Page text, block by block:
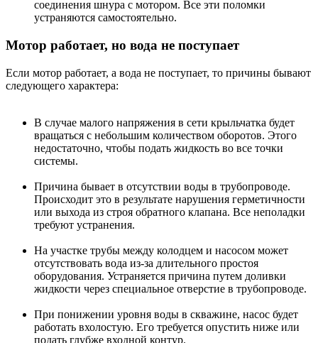
соединения шнура с мотором. Все эти поломки
устраняются самостоятельно.
Мотор работает, но вода не поступает
Если мотор работает, а вода не поступает, то причины бывают
следующего характера:
В случае малого напряжения в сети крыльчатка будет
вращаться с небольшим количеством оборотов. Этого
недостаточно, чтобы подать жидкость во все точки
системы.
Причина бывает в отсутствии воды в трубопроводе.
Происходит это в результате нарушения герметичности
или выхода из строя обратного клапана. Все неполадки
требуют устранения.
На участке трубы между колодцем и насосом может
отсутствовать вода из-за длительного простоя
оборудования. Устраняется причина путем доливки
жидкости через специальное отверстие в трубопроводе.
При понижении уровня воды в скважине, насос будет
работать вхолостую. Его требуется опустить ниже или
подать глубже входной контур.